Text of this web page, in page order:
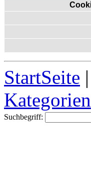
StartSeite |
Kategorien
Suchbegriff: